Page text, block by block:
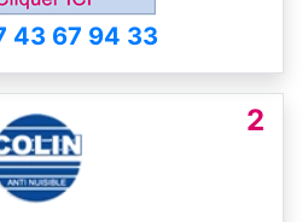
43 67 94 33
2